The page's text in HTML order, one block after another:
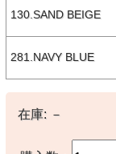
- マチ付きのパッチポ
- 軽量のナイロンタッ
【素材】
○本体：ナイロン100％
130.SAND BEIGE
281.NAVY BLUE
在庫: －